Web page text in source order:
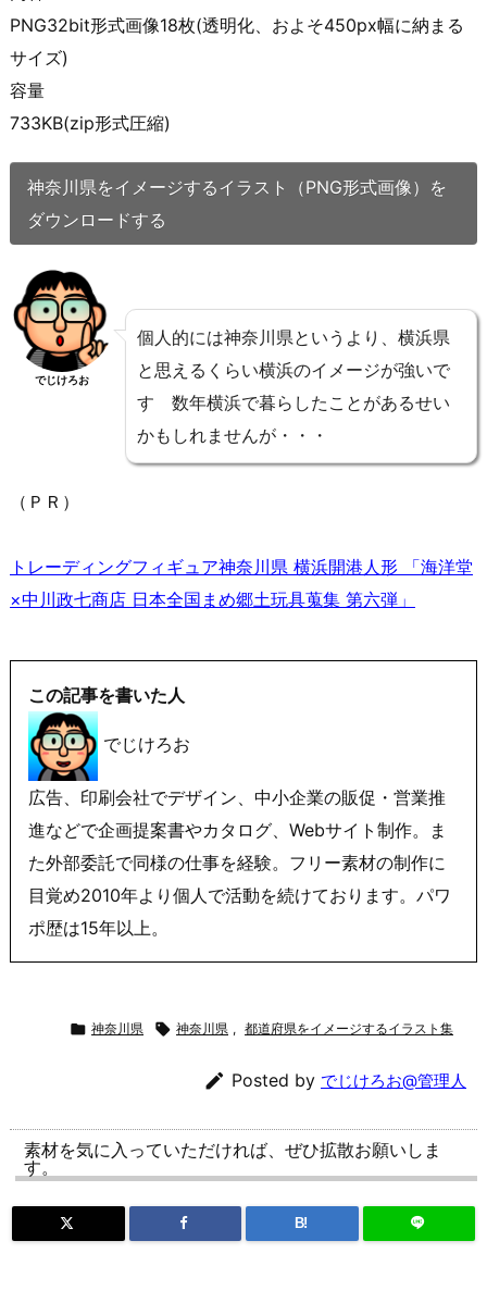
PNG32bit形式画像18枚(透明化、およそ450px幅に納まる
サイズ)
容量
733KB(zip形式圧縮)
神奈川県をイメージするイラスト（PNG形式画像）を
ダウンロードする
でじけろお
個人的には神奈川県というより、横浜県
と思えるくらい横浜のイメージが強いで
す 数年横浜で暮らしたことがあるせい
かもしれませんが・・・
（ＰＲ）
トレーディングフィギュア神奈川県 横浜開港人形 「海洋堂
×中川政七商店 日本全国まめ郷土玩具蒐集 第六弾」
この記事を書いた人
でじけろお
広告、印刷会社でデザイン、中小企業の販促・営業推
進などで企画提案書やカタログ、Webサイト制作。ま
た外部委託で同様の仕事を経験。フリー素材の制作に
目覚め2010年より個人で活動を続けております。パワ
ポ歴は15年以上。
 神奈川県  神奈川県 , 都道府県をイメージするイラスト集
 Posted by でじけろお@管理人
素材を気に入っていただければ、ぜひ拡散お願いしま
す。
B!